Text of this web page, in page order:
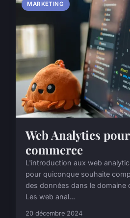
MARKETING
Web Analytics
commerce
L'introduction aux web
pour quiconque souhaite
des données dans le domaine
Les web anal...
20 décembre 2024